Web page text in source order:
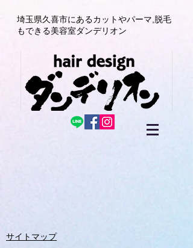
埼玉県久喜市にあるカットやパーマ, 脱毛
もできる美容室ダンデリオン
サイトマップ